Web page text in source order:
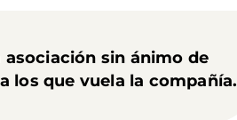
sin ánimo de
los que vuela la compañía.